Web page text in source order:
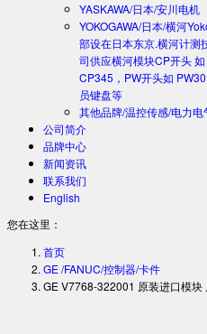
YASKAWA/日本/安川电机
YOKOGAWA/日本/横河
部设在日本东京.横河计测
司供应横河模块CP开头
CP345，PW开头如
员键盘等
其他品牌/温控传感/电力电
公司简介
品牌中心
新闻资讯
联系我们
English
您在这里：
首页
GE /FANUC/控制器/卡件
GE V7768-322001 原装进口模块